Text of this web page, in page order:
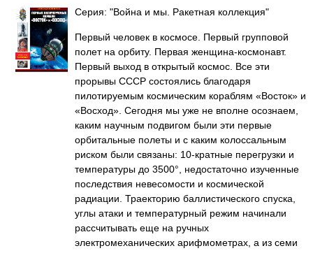
Серия: "Война и мы. Ракетная коллекция"
Первый человек в космосе. Первый групповой
полет на орбиту. Первая женщина-космонавт.
Первый выход в открытый космос. Все эти
прорывы СССР состоялись благодаря
пилотируемым космическим кораблям «Восток» и
«Восход». Сегодня мы уже не вполне осознаем,
каким научным подвигом были эти первые
орбитальные полеты и с каким колоссальным
риском были связаны: 10-кратные перегрузки и
температуры до 3500°, недостаточно изученные
последствия невесомости и космической
радиации. Траекторию баллистического спуска,
углы атаки и температурный режим начинали
рассчитывать еще на ручных
электромеханических арифмометрах, а из семи